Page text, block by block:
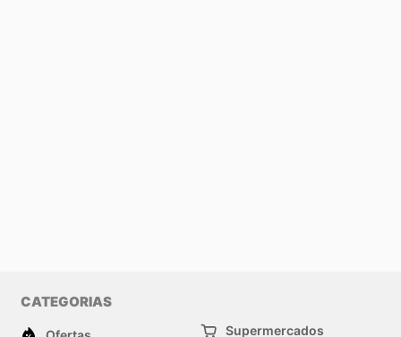
CATEGORIAS
Supermercados